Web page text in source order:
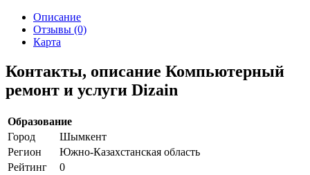
Описание
Отзывы (0)
Карта
Контакты, описание Компьютерный
ремонт и услуги Dizain
Образование
Город
Шымкент
Регион
Южно-Казахстанская область
Рейтинг
0